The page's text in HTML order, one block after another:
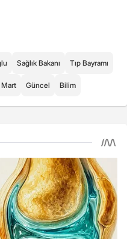
Sağlık Bakanı Tıp Bayramı
Mart Güncel Bilim